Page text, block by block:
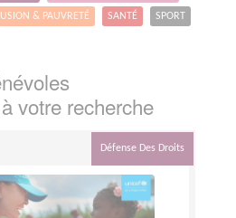
& PAUVRETÉ SANTÉ SPORT
votre recherche
Défense Des Droits